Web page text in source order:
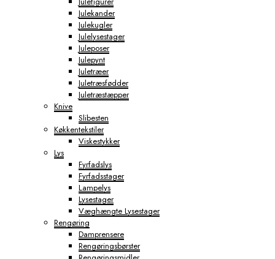
Julekander
Julekugler
Julelysestager
Juleposer
Julepynt
Juletræer
Juletræsfødder
Juletræstæpper
Knive
Slibesten
Køkkentekstiler
Viskestykker
Lys
Fyrfadslys
Fyrfadsstager
Lampelys
Lysestager
Væghængte Lysestager
Rengøring
Damprensere
Rengøringsbørster